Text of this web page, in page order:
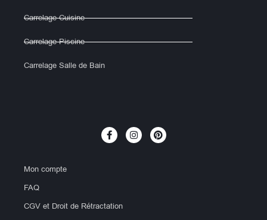
Carrelage Cuisine
Carrelage Piscine
Carrelage Salle de Bain
Mon compte
FAQ
CGV et Droit de Rétractation